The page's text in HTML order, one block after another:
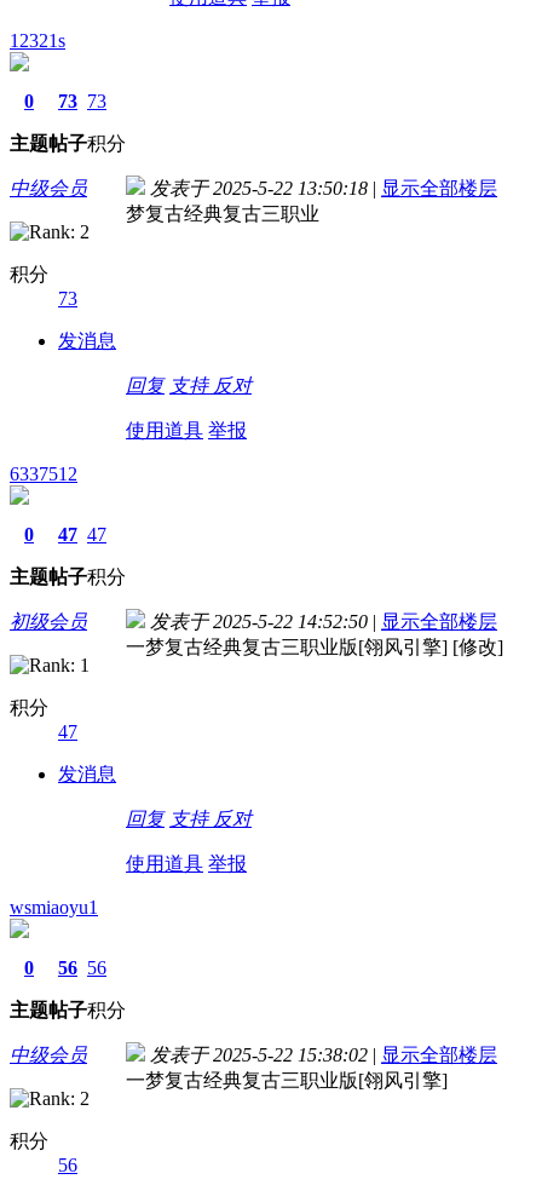
12321s
0
主题
73
帖子
73
积分
中级会员
积分
73
发消息
发表于 2025-5-22 13:50:18 | 显示全部楼层
梦复古经典复古三职业
回复 支持 反对
使用道具 举报
6337512
0
主题
47
帖子
47
积分
初级会员
积分
47
发消息
发表于 2025-5-22 14:52:50 | 显示全部楼层
一梦复古经典复古三职业版[翎风引擎] [修改]
回复 支持 反对
使用道具 举报
wsmiaoyu1
0
主题
56
帖子
56
积分
中级会员
积分
56
发表于 2025-5-22 15:38:02 | 显示全部楼层
一梦复古经典复古三职业版[翎风引擎]